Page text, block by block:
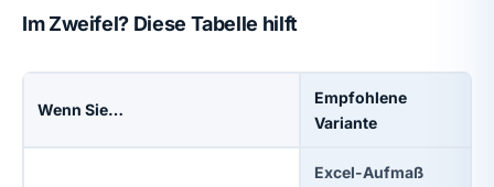
Im Zweifel? Diese Tabelle hilft
Wenn Sie…
Empfohlene
Variante
Excel-Aufmaß